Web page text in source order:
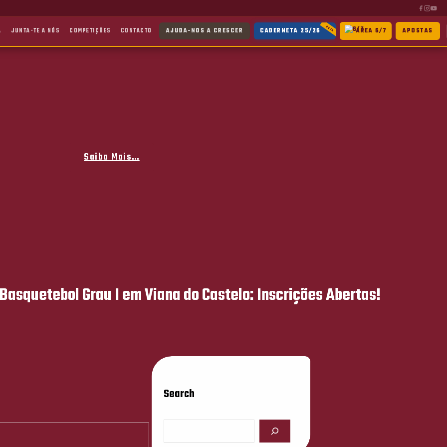
JUNTA-TE A NÓS COMPETIÇÕES CONTACTO AJUDA-NOS A CRESCER CADERNETA 25/26 ÁREA 6/7 APOSTAS
Saiba Mais…
Grau I em Viana do Castelo: Inscrições Abertas!
Search